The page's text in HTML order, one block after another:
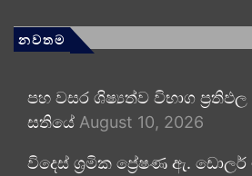
නවතම
පහ වසර ශිෂ්‍යත්ව විභාග
සතියේ August 10, 2026
විදෙස් ශ්‍රමික ප්‍රේෂණ ඇ.